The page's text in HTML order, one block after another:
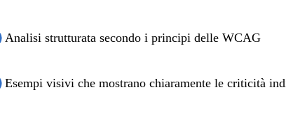
Analisi strutturata secondo i principi delle WCAG
Esempi visivi che mostrano chiaramente le criticità